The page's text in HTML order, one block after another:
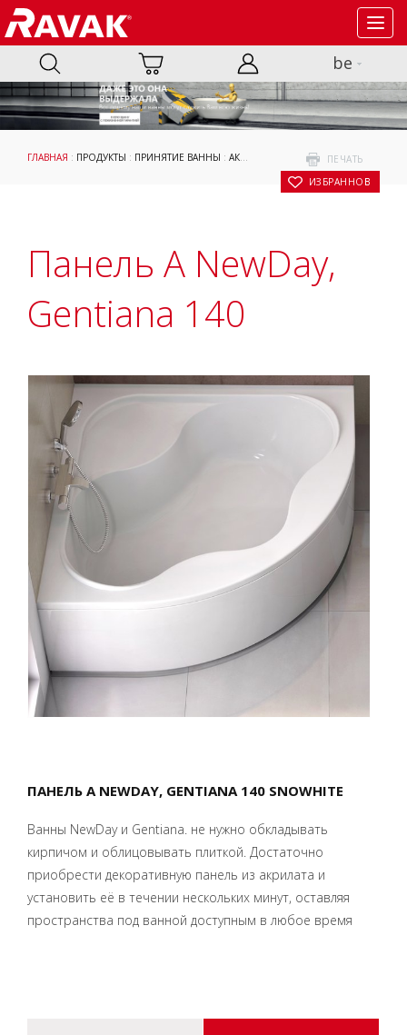
be
ПЕЧАТЬ
В ИЗБРАННОЕ
ГЛАВНАЯ : ПРОДУКТЫ : ПРИНЯТИЕ ВАННЫ : АКСЕССУАРЫ ОПОРНЫЕ
Панель A NewDay,
Gentiana 140
ПАНЕЛЬ A NEWDAY, GENTIANA 140 SNOWHITE
Ванны NewDay и Gentiana. не нужно обкладывать
кирпичом и облицовывать плиткой. Достаточно
приобрести декоративную панель из акрилата и
установить её в течении нескольких минут, оставляя
пространства под ванной доступным в любое время